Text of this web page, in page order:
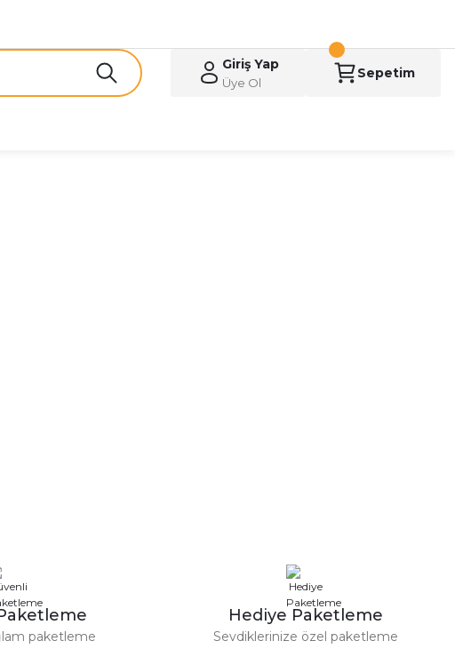
Giriş Yap
Üye Ol
Sepetim
paketleme
Hediye Paketleme
Sevdiklerinize özel paketleme